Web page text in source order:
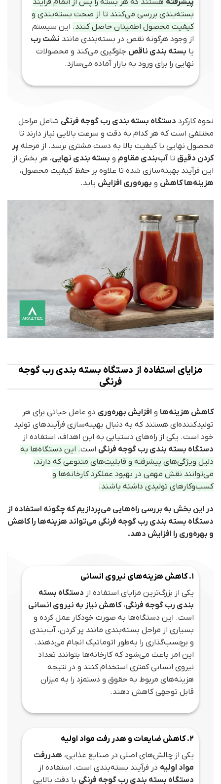
پیشرفته هستند که هر بسته را پس از اتمام فرآیند
بسته‌بندی بررسی می‌کنند تا از صحت بسته‌بندی و
کیفیت محصول اطمینان حاصل کنند. این سیستم
از وجود هرگونه نقص در بسته‌بندی مانند نشت رب
یا بسته‌ بندی ناقص جلوگیری می‌کند و محصولات
نهایی را برای ورود به بازار آماده می‌سازد.
نحوه کارکرد دستگاه بسته‌ بندی رب گوجه فرنگی شامل مراحل
مختلفی است که هر کدام به دقت و سرعت بالایی نیاز دارند تا
محصول نهایی با کیفیت بالا به دست مشتری برسد. از مرحله پر
کردن دقیق تاآب‌بندی مقاوم و بسته‌ بندی نهایی، هر بخش از
این فرآیند بهینه‌سازی شده تا علاوه بر حفظ کیفیت محصول،
هزینه‌ها کاهش و بهره‌وری افزایش یابد.
مزایای استفاده از دستگاه بسته‌ بندی رب گوجه
فرنگی
کاهش هزینه‌ها و افزایش بهره‌وری دو عامل حیاتی برای هر
تولیدکننده‌ای هستند که به دنبال بهینه‌سازی فرآیندهای تولید
خود است. یکی از راه‌های دستیابی به این اهداف، استفاده از
دستگاه بسته‌ بندی رب گوجه فرنگی است. این دستگاه‌ها به
دلیل ویژگی‌های پیشرفته و قابلیت‌های متنوعی که دارند،
می‌توانند نقش مهمی در بهبود عملکرد کارخانه‌ها و
کسب‌وکارهای تولیدی داشته باشند.
در این بخش به بررسی راه‌هایی می‌پردازیم که چگونه استفاده از
دستگاه بسته‌ بندی رب گوجه فرنگی می‌تواند هزینه‌ها را کاهش
و بهره‌وری را افزایش دهد.
1. کاهش هزینه‌های نیروی انسانی
یکی از بزرگ‌ترین مزایای استفاده از دستگاه بسته‌
بندی رب گوجه فرنگی،کاهش نیاز به نیروی انسانی
است. این دستگاه‌ها به صورت خودکار عمل کرده و
بسیاری از مراحل بسته‌بندی مانند پر کردن، آب‌بندی
و برچسب‌گذاری را به‌طور اتوماتیک انجام می‌دهند.
این امر باعث می‌شود که کارخانه‌ها بتوانند تعداد
نیروی انسانی کمتری استخدام کنند و در نتیجه
هزینه‌های مربوط به حقوق و دستمزد را به میزان
قابل توجهی کاهش دهند.
2. کاهش ضایعات و هدر رفت مواد اولیه
یکی از چالش‌های اصلی در صنایع غذایی، هدررفت
مواد اولیه در فرآیند بسته‌بندی است. استفاده از
دستگاه بسته‌ بندی رب گوجه فرنگی با دقت بالایی